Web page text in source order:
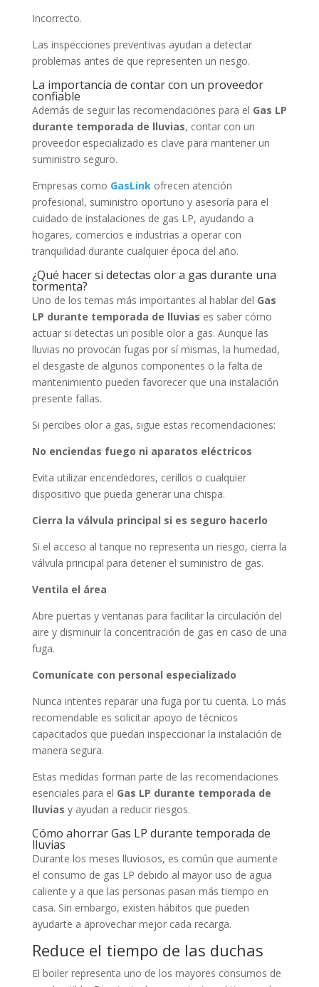
Incorrecto.
Las inspecciones preventivas ayudan a detectar
problemas antes de que representen un riesgo.
La importancia de contar con un proveedor
confiable
Además de seguir las recomendaciones para el Gas LP
durante temporada de lluvias, contar con un
proveedor especializado es clave para mantener un
suministro seguro.
Empresas como GasLink ofrecen atención
profesional, suministro oportuno y asesoría para el
cuidado de instalaciones de gas LP, ayudando a
hogares, comercios e industrias a operar con
tranquilidad durante cualquier época del año.
¿Qué hacer si detectas olor a gas durante una
tormenta?
Uno de los temas más importantes al hablar del Gas
LP durante temporada de lluvias es saber cómo
actuar si detectas un posible olor a gas. Aunque las
lluvias no provocan fugas por sí mismas, la humedad,
el desgaste de algunos componentes o la falta de
mantenimiento pueden favorecer que una instalación
presente fallas.
Si percibes olor a gas, sigue estas recomendaciones:
No enciendas fuego ni aparatos eléctricos
Evita utilizar encendedores, cerillos o cualquier
dispositivo que pueda generar una chispa.
Cierra la válvula principal si es seguro hacerlo
Si el acceso al tanque no representa un riesgo, cierra la
válvula principal para detener el suministro de gas.
Ventila el área
Abre puertas y ventanas para facilitar la circulación del
aire y disminuir la concentración de gas en caso de una
fuga.
Comunícate con personal especializado
Nunca intentes reparar una fuga por tu cuenta. Lo más
recomendable es solicitar apoyo de técnicos
capacitados que puedan inspeccionar la instalación de
manera segura.
Estas medidas forman parte de las recomendaciones
esenciales para el Gas LP durante temporada de
lluvias y ayudan a reducir riesgos.
Cómo ahorrar Gas LP durante temporada de
lluvias
Durante los meses lluviosos, es común que aumente
el consumo de gas LP debido al mayor uso de agua
caliente y a que las personas pasan más tiempo en
casa. Sin embargo, existen hábitos que pueden
ayudarte a aprovechar mejor cada recarga.
Reduce el tiempo de las duchas
El boiler representa uno de los mayores consumos de